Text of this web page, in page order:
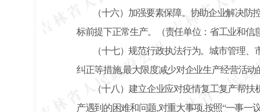
（十六）加强要素保障。协助企业解决
标前提下正常生产。（责任单位：省工业和信
（十七）规范行政执法行为。城市管理
纠正等措施,最大限度减少对企业生产经营活动
（十八）建立企业应对疫情复工复产帮
产遇到的困难和问题,对重大事项,按照“一事一